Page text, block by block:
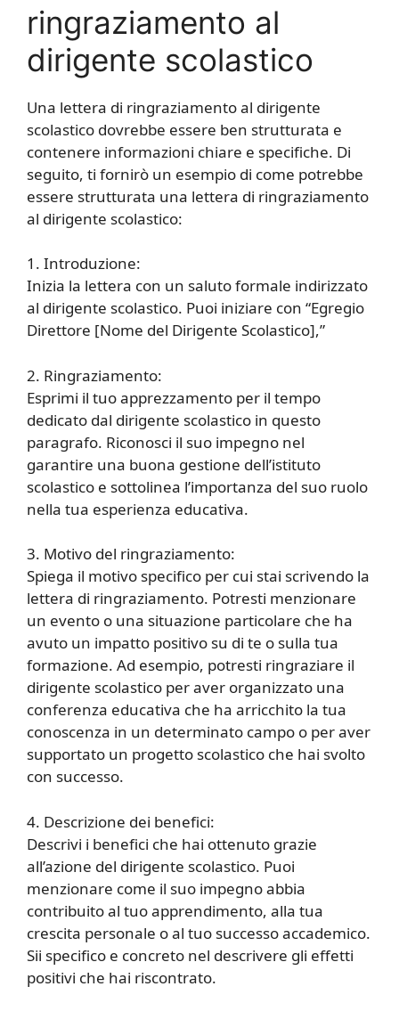
ringraziamento al
dirigente scolastico
Una lettera di ringraziamento al dirigente
scolastico dovrebbe essere ben strutturata e
contenere informazioni chiare e specifiche. Di
seguito, ti fornirò un esempio di come potrebbe
essere strutturata una lettera di ringraziamento
al dirigente scolastico:
1. Introduzione:
Inizia la lettera con un saluto formale indirizzato
al dirigente scolastico. Puoi iniziare con “Egregio
Direttore [Nome del Dirigente Scolastico],”
2. Ringraziamento:
Esprimi il tuo apprezzamento per il tempo
dedicato dal dirigente scolastico in questo
paragrafo. Riconosci il suo impegno nel
garantire una buona gestione dell’istituto
scolastico e sottolinea l’importanza del suo ruolo
nella tua esperienza educativa.
3. Motivo del ringraziamento:
Spiega il motivo specifico per cui stai scrivendo la
lettera di ringraziamento. Potresti menzionare
un evento o una situazione particolare che ha
avuto un impatto positivo su di te o sulla tua
formazione. Ad esempio, potresti ringraziare il
dirigente scolastico per aver organizzato una
conferenza educativa che ha arricchito la tua
conoscenza in un determinato campo o per aver
supportato un progetto scolastico che hai svolto
con successo.
4. Descrizione dei benefici:
Descrivi i benefici che hai ottenuto grazie
all’azione del dirigente scolastico. Puoi
menzionare come il suo impegno abbia
contribuito al tuo apprendimento, alla tua
crescita personale o al tuo successo accademico.
Sii specifico e concreto nel descrivere gli effetti
positivi che hai riscontrato.